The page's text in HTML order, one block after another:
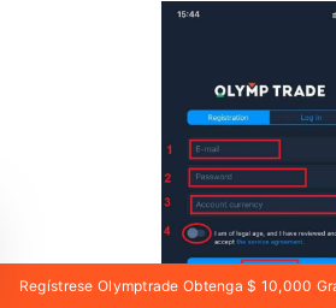
Regístrese Olymptrade Obtenga $ 10,000